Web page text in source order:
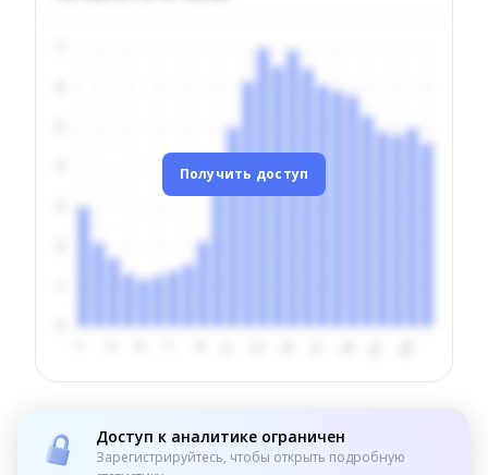
Получить доступ
Доступ к аналитике ограничен
Зарегистрируйтесь, чтобы открыть подробную